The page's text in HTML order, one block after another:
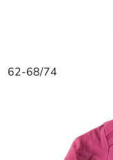
62-68/74